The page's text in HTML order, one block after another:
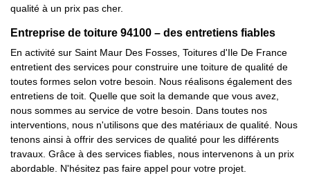
qualité à un prix pas cher.
Entreprise de toiture 94100 – des entretiens fiables
En activité sur Saint Maur Des Fosses, Toitures d'Ile De France
entretient des services pour construire une toiture de qualité de
toutes formes selon votre besoin. Nous réalisons également des
entretiens de toit. Quelle que soit la demande que vous avez,
nous sommes au service de votre besoin. Dans toutes nos
interventions, nous n'utilisons que des matériaux de qualité. Nous
tenons ainsi à offrir des services de qualité pour les différents
travaux. Grâce à des services fiables, nous intervenons à un prix
abordable. N'hésitez pas faire appel pour votre projet.